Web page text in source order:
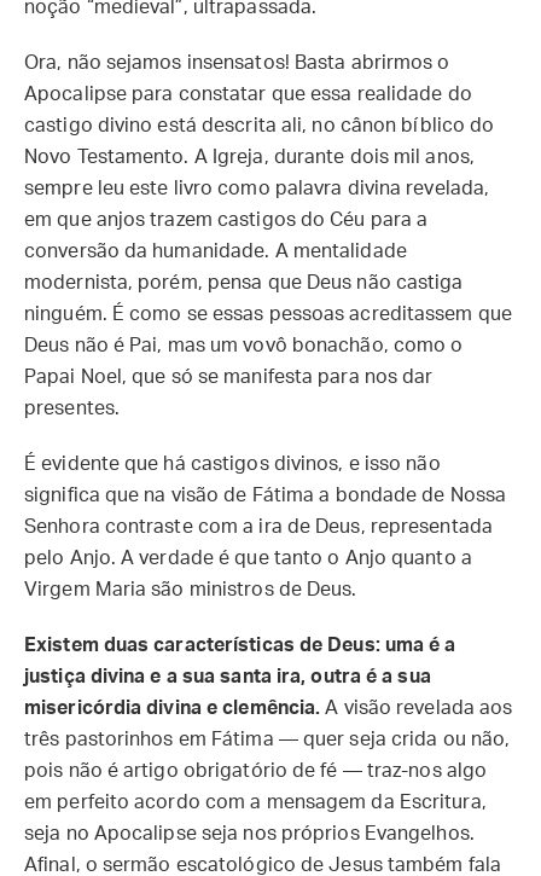
noção “medieval”, ultrapassada.
Ora, não sejamos insensatos! Basta abrirmos o
Apocalipse para constatar que essa realidade do
castigo divino está descrita ali, no cânon bíblico do
Novo Testamento. A Igreja, durante dois mil anos,
sempre leu este livro como palavra divina revelada,
em que anjos trazem castigos do Céu para a
conversão da humanidade. A mentalidade
modernista, porém, pensa que Deus não castiga
ninguém. É como se essas pessoas acreditassem que
Deus não é Pai, mas um vovô bonachão, como o
Papai Noel, que só se manifesta para nos dar
presentes.
É evidente que há castigos divinos, e isso não
significa que na visão de Fátima a bondade de Nossa
Senhora contraste com a ira de Deus, representada
pelo Anjo. A verdade é que tanto o Anjo quanto a
Virgem Maria são ministros de Deus.
Existem duas características de Deus: uma é a
justiça divina e a sua santa ira, outra é a sua
misericórdia divina e clemência. A visão revelada aos
três pastorinhos em Fátima — quer seja crida ou não,
pois não é artigo obrigatório de fé — traz-nos algo
em perfeito acordo com a mensagem da Escritura,
seja no Apocalipse seja nos próprios Evangelhos.
Afinal, o sermão escatológico de Jesus também fala